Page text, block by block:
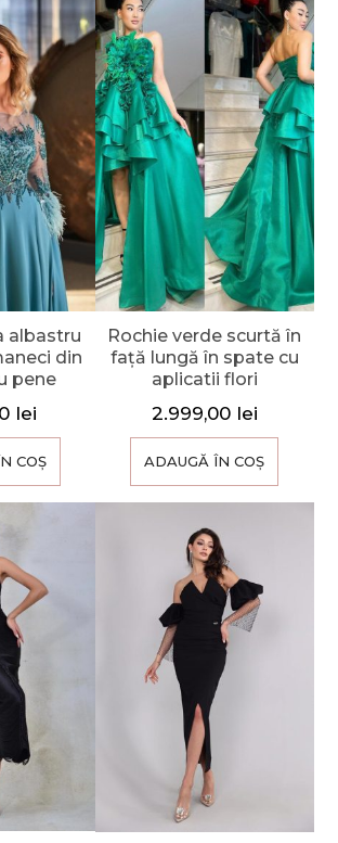
albastru
din
pene
lei
COȘ
Rochie verde scurtă în
față lungă în spate cu
aplicatii flori
2.999,00 lei
ADAUGĂ ÎN COȘ